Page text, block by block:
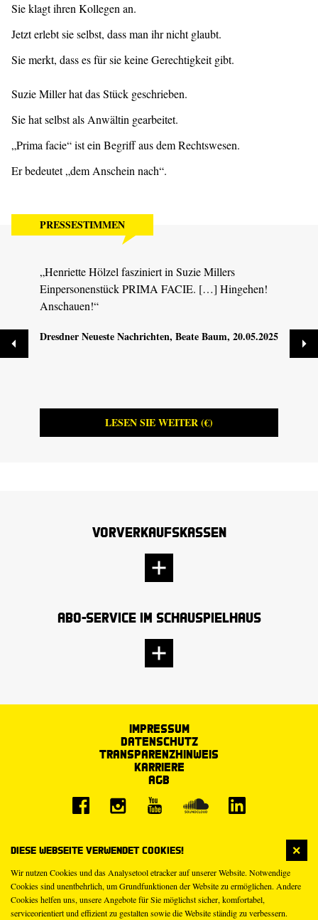
Diese Webseite verwendet Cookies!
Wir nutzen Cookies und das Analysetool etracker auf unserer Website. Notwendige
Cookies sind unentbehrlich, um Grundfunktionen der Website zu ermöglichen. Andere
Cookies helfen uns, unsere Angebote für Sie möglichst sicher, komfortabel,
serviceorientiert und effizient zu gestalten sowie die Website ständig zu verbessern.
Sie klagt ihren Kollegen an.
Jetzt erlebt sie selbst, dass man ihr nicht glaubt.
Sie merkt, dass es für sie keine Gerechtigkeit gibt.
Suzie Miller hat das Stück geschrieben.
Sie hat selbst als Anwältin gearbeitet.
„Prima facie“ ist ein Begriff aus dem Rechtswesen.
Er bedeutet „dem Anschein nach“.
PRESSESTIMMEN
„Henriette Hölzel fasziniert in Suzie Millers
Einpersonenstück PRIMA FACIE. […] Hingehen!
Anschauen!“
Dresdner Neueste Nachrichten, Beate Baum, 20.05.2025
LESEN SIE WEITER (€)
Vorverkaufskassen
Abo-Service im Schauspielhaus
Impressum
Datenschutz
Transparenzhinweis
Karriere
AGB